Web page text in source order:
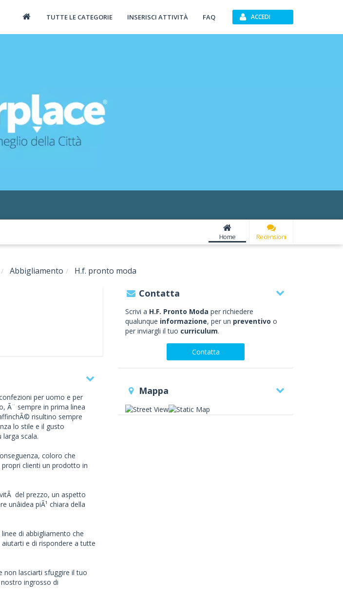
TUTTE LE CATEGORIE INSERISCI ATTIVITÀ FAQ ACCEDI
Home Recensioni
Abbigliamento H.f. pronto moda
per uomo e per
Ã¨ sempre in prima linea
risultino sempre
lo stile e il gusto
scala.
coloro che
propri clienti un prodotto in
del prezzo, un aspetto
piÃ¹ chiara della
di abbigliamento che
e di rispondere a tutte
non lasciarti sfuggire il tuo
ingrosso di
Contatta
Scrivi a H.F. Pronto Moda per richiedere
qualunque informazione, per un preventivo o
per inviargli il tuo curriculum.
Contatta
Mappa